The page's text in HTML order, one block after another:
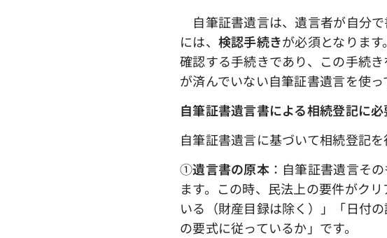
自筆証書遺言は、遺言者が自分
には、 検認手続きが必須となりま
確認する手続きであり、この手続
が済んでいない自筆証書遺言を使
自筆証書遺言書による相続登記に
自筆証書遺言に基づいて相続登記
①遺言書の原本：自筆証書遺言そ
ます。この時、民法上の要件がク
いる（財産目録は除く）」「日付
の要式に従っているか」です。